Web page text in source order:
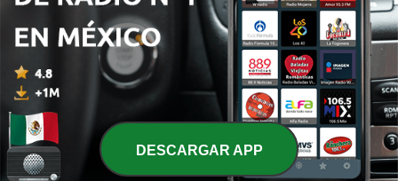
Mente Maestra Podcast
Mariano Osorio Y Sus
Expertos
DESCARGAR APP